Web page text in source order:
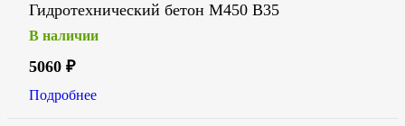
Гидротехнический бетон М450 В35
В наличии
5060 ₽
Подробнее